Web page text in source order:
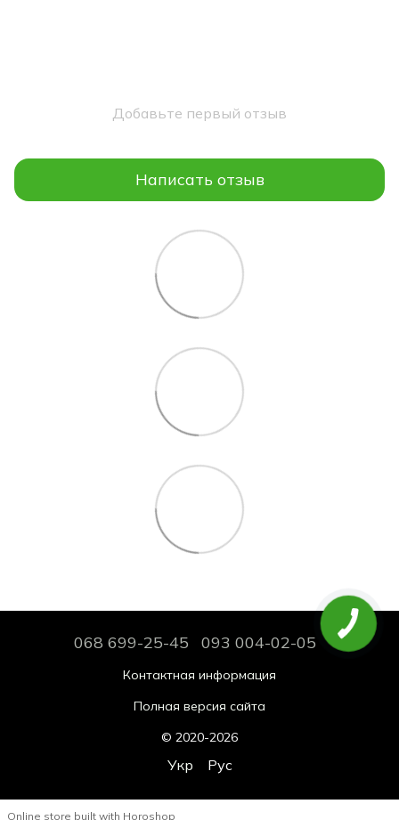
Добавьте первый отзыв
Написать отзыв
068 699-25-45 093 004-02-05
Контактная информация
Полная версия сайта
© 2020-2026
Укр Рус
Online store built with Horoshop